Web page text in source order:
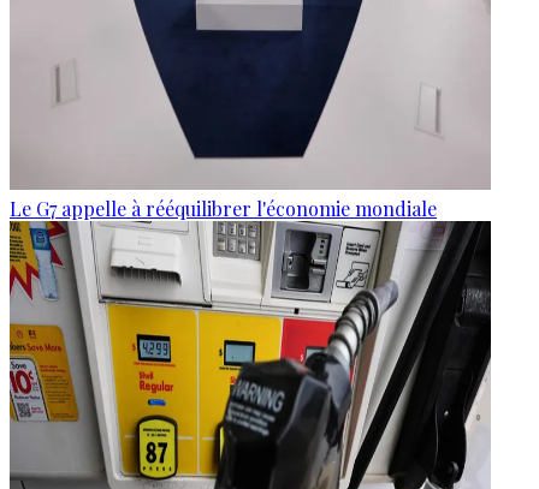
Le G7 appelle à rééquilibrer l'économie mondiale